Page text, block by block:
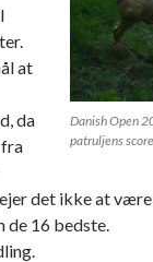
Danish Open
patruljens
at
da
det ikke at være
de 16 bedste.